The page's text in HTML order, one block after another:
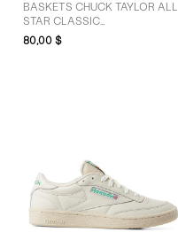
BASKETS CHUCK TAYLOR ALL
STAR CLASSIC
NOIRES/BLANCHES POUR
80,00 $